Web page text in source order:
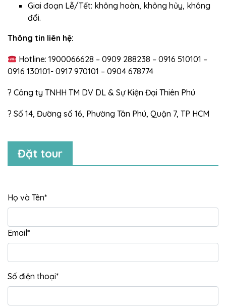
Giai đoạn Lễ/Tết: không hoàn, không hủy, không
đổi.
Thông tin liên hệ:
Hotline: 1900066628 – 0909 288238 – 0916 510101 –
0916 130101- 0917 970101 – 0904 678774
? Công ty TNHH TM DV DL & Sự Kiện Đại Thiên Phú
? Số 14, Đường số 16, Phường Tân Phú, Quận 7, TP HCM
Đặt tour
Họ và Tên*
Email*
Số điện thoại*